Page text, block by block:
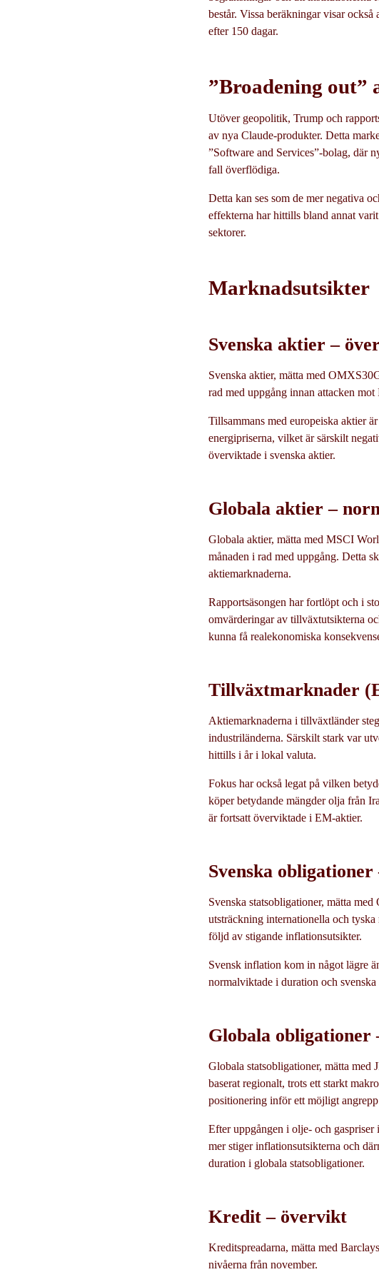
består. Vissa beräkningar visar
efter 150 dagar.
”Broadening out”
Utöver geopolitik, Trump och
av nya Claude-produkter. Detta
”Software and Services”-bolag, där
fall överflödiga.
Detta kan ses som de mer negativa
effekterna har hittills bland annat
sektorer.
Marknadsutsikter
Svenska aktier –
Svenska aktier, mätta med
rad med uppgång innan attacken
Tillsammans med europeiska aktier
energipriserna, vilket är särskilt
överviktade i svenska aktier.
Globala aktier –
Globala aktier, mätta med MSCI
månaden i rad med uppgång. Detta
aktiemarknaderna.
Rapportsäsongen har fortlöpt och i
omvärderingar av tillväxtutsikterna
kunna få realekonomiska
Tillväxtmarknader
Aktiemarknaderna i tillväxtländer
industriländerna. Särskilt stark var
hittills i år i lokal valuta.
Fokus har också legat på vilken
köper betydande mängder olja från
är fortsatt överviktade i EM-aktier.
Svenska
Svenska statsobligationer, mätta
utsträckning internationella och
följd av stigande inflationsutsikter.
Svensk inflation kom in något lägre
normalviktade i duration och svenska
Globala obligationer
Globala statsobligationer, mätta
baserat regionalt, trots ett starkt
positionering inför ett möjligt
Efter uppgången i olje- och gaspriser
mer stiger inflationsutsikterna och
duration i globala statsobligationer.
Kredit – övervikt
Kreditspreadarna, mätta med
nivåerna från november.